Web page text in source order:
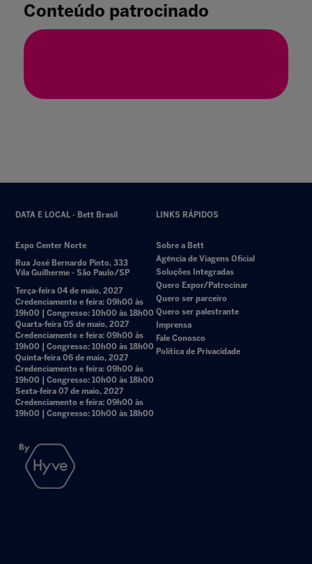
Conteúdo patrocinado
DATA E LOCAL - Bett Brasil
Expo Center Norte
Rua José Bernardo Pinto, 333
Vila Guilherme - São Paulo/SP
Terça-feira 04 de maio, 2027
Credenciamento e feira: 09h00 às
19h00 | Congresso: 10h00 às 18h00
Quarta-feira 05 de maio, 2027
Credenciamento e feira: 09h00 às
19h00 | Congresso: 10h00 às 18h00
Quinta-feira 06 de maio, 2027
Credenciamento e feira: 09h00 às
19h00 | Congresso: 10h00 às 18h00
Sexta-feira 07 de maio, 2027
Credenciamento e feira: 09h00 às
19h00 | Congresso: 10h00 às 18h00
LINKS RÁPIDOS
Sobre a Bett
Agência de Viagens Oficial
Soluções Integradas
Quero Expor/Patrocinar
Quero ser parceiro
Quero ser palestrante
Imprensa
Fale Conosco
Política de Privacidade